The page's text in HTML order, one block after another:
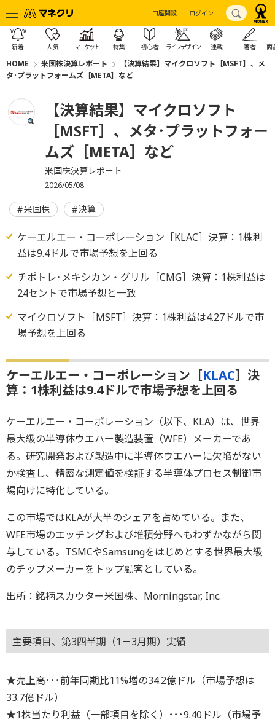
口座開設 ログイン
新着 人気 マーケット 特集 初心者 ライフデザイン 連載 著者 商
HOME 米国株決算レポート
【決算結果】マイクロソフト［MSFT］、メ
タ･プラットフォームズ［META］など
【決算結果】マイクロソフト
［MSFT］、メタ･プラットフォー
ムズ［META］など
米国株決算レポート
2026/05/08
米国株 決算
ケーエルエー・コーポレーション［KLAC］決算：1株利
益は9.4ドルで市場予想を上回る
チポトレ･メキシカン・グリル［CMG］決算：1株利益は
24セントで市場予想と一致
マイクロソフト［MSFT］決算：1株利益は4.27ドルで市
場予想を上回る
ケーエルエー・コーポレーション［KLAC］決
算：1株利益は9.4ドルで市場予想を上回る
ケーエルエー・コーポレーション（以下、KLA）は、世界
最大級の半導体ウエハー製造装置（WFE）メーカーであ
る。研究開発および製造中に半導体ウエハーに欠陥がない
か検査し、精密な測定値を検証する半導体プロセス制御市
場向けに特化している。
この市場ではKLAが大半のシェアを占めている。また、
WFE市場のエッチングおよび堆積分野へもわずかながら関
与している。TSMCやSamsungをはじめとする世界最大級
のチップメーカーをトップ顧客としている。
出所：銘柄スカウター米国株、Morningstar, Inc.
主要項目、第3四半期（1－3月期）実績
★売上高･･･前年同期比11%増の34.2億ドル（市場予想は
33.7億ドル）
★1株当たり利益（一部項目を除く）･･･9.40ドル（市場予